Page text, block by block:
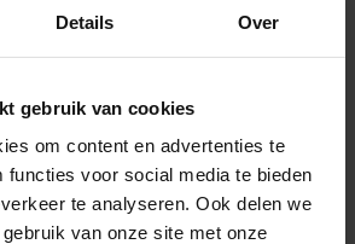
Details Over
gebruik van cookies
om content en advertenties te
functies voor social media te bieden
te analyseren. Ook delen we
van onze site met onze
Polo Grill geraffineerde vlees- en
Entertainment